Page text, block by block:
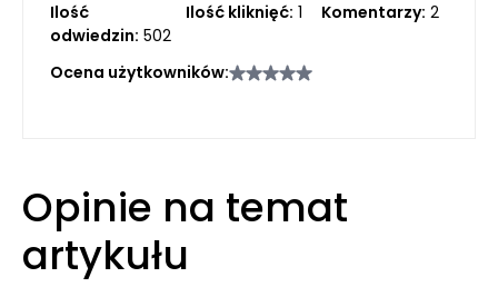
Ilość
odwiedzin: 502
Ilość kliknięć: 1 Komentarzy: 2
Ocena użytkowników:
Opinie na temat
artykułu